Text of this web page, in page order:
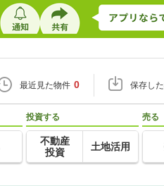
最近見た物件 0 保存し
投資する
不動産
投資
土地活用
売る